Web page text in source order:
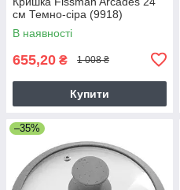
см Темно-сіра (9918)
В наявності
655,20 ₴ 1 008 ₴
Купити
–35%